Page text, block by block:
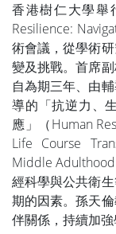
香港樹仁大學舉
Resilience:
術會議，從學術
變及挑戰。首席
自為期三年、由
導的「抗逆力、
應」（Human
Life Course
Middle
經科學與公共衛
期的因素。孫天
伴關係，持續加強